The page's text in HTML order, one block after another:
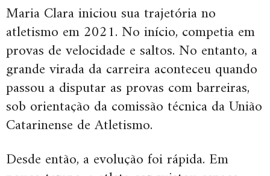
Maria Clara iniciou sua trajetória no
atletismo em 2021. No início, competia em
provas de velocidade e saltos. No entanto, a
grande virada da carreira aconteceu quando
passou a disputar as provas com barreiras,
sob orientação da comissão técnica da União
Catarinense de Atletismo.
Desde então, a evolução foi rápida. Em